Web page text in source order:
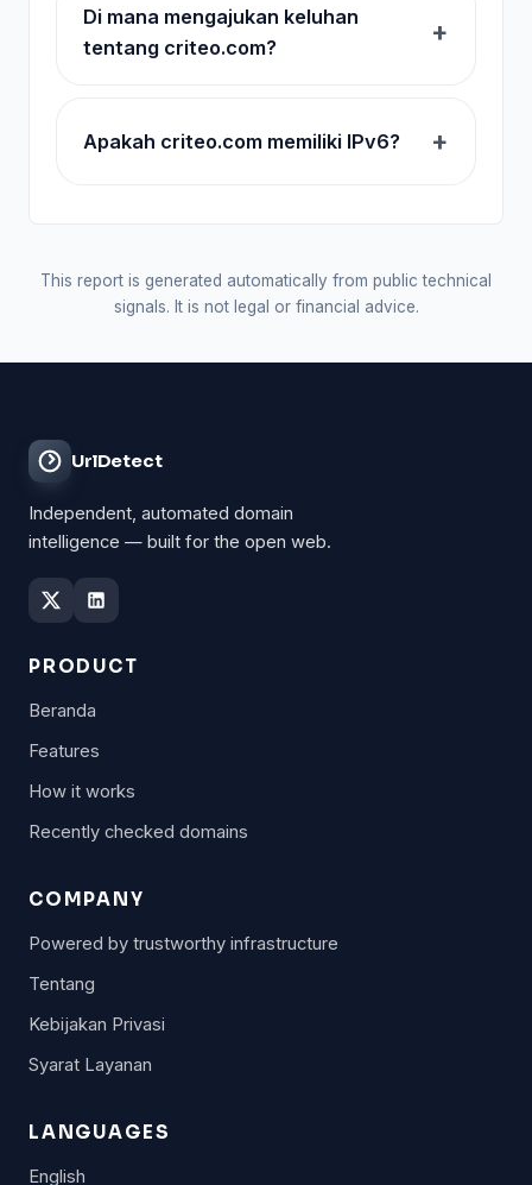
Di mana mengajukan keluhan
tentang criteo.com?
Apakah criteo.com memiliki IPv6?
This report is generated automatically from public technical
signals. It is not legal or financial advice.
UrlDetect
Independent, automated domain
intelligence — built for the open web.
PRODUCT
Beranda
Features
How it works
Recently checked domains
COMPANY
Powered by trustworthy infrastructure
Tentang
Kebijakan Privasi
Syarat Layanan
LANGUAGES
English